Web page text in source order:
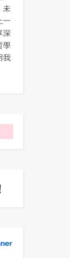
未
一
深
學
我